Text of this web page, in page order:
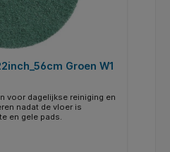
Groen W1
voor dagelijkse reiniging en
nadat de vloer is
en gele pads.